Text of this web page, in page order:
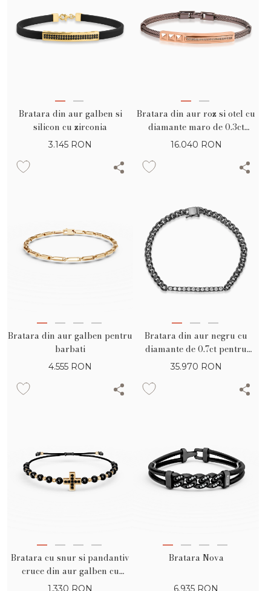
Bratara din aur galben si
silicon cu zirconia
3.145 RON
Bratara din aur roz si otel cu
diamante maro de 0.3ct
pentru barbati
16.040 RON
Bratara din aur galben pentru
barbati
4.555 RON
Bratara din aur negru cu
diamante de 0.7ct pentru
barbati
35.970 RON
Bratara cu snur si pandantiv
cruce din aur galben cu
zirconii negre
1.330 RON
Bratara Nova
6.935 RON